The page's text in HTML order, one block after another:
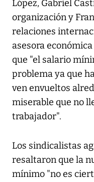
López, Gabriel
organización y
relaciones
asesora
que "el salario
problema ya que
ven envueltos
miserable que no
trabajador".
Los sindicalistas
resaltaron que la
mínimo "no es